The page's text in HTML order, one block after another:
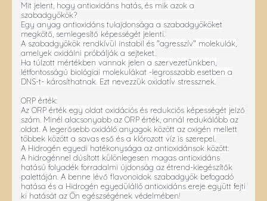
Mit jelent, hogy antioxidáns hatás, és mik azok a
szabadgyökök?
Egy anyag antioxidáns tulajdonsága a szabadgyököket
megkötő, semlegesítő képességét jelenti.
A szabadgyökök rendkívül instabil és "agresszív" molekulák,
amelyek oxidálni próbálják a sejteket.
Ha túlzott mértékben vannak jelen a szervezetünkben,
létfontosságú biológiai molekulákat -legrosszabb esetben a
DNS-t- károsíthatnak. Ezt nevezzük oxidatív stressznek.
ORP érték:
Az ORP érték egy oldat oxidációs és redukciós képességét jelző
szám. Minél alacsonyabb az ORP érték, annál redukálóbb az
oldat. A legerősebb oxidáló anyagok között az oxigén mellett
többek között a savas eső és a klórozott víz is szerepel.
A Hidrogén egyedi hatékonysága az antioxidánsok között:
A hidrogénnel dúsított különlegesen magas antioxidáns
hatású folyadék forradalmi újdonság az étrend-kiegészítők
palettáján. A benne lévő flavonoidok szabadgyök befogadó
hatása és a Hidrogén egyedülálló antioxidáns ereje együtt fejti
ki hatását az Ön egészségének védelmében!